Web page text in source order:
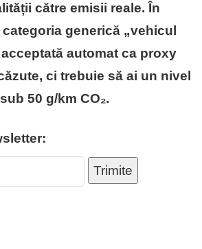
către emisii reale. În
generică „vehicul
automat ca proxy
ci trebuie să ai un nivel
50 g/km CO₂.
Trimite